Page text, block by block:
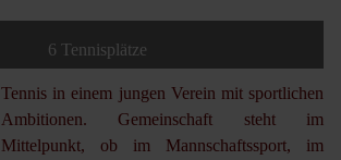
6 Tennisplätze
Tennis in einem jungen Verein mit sportlichen
Ambitionen. Gemeinschaft steht im
Mittelpunkt, ob im Mannschaftssport, im